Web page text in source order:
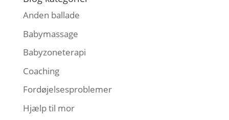
Anden ballade
Babymassage
Babyzoneterapi
Coaching
Fordøjelsesproblemer
Hjælp til mor